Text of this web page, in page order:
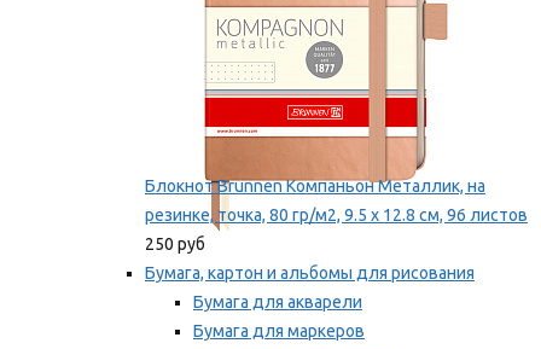
Блокнот Brunnen Компаньон Металлик, на
резинке, точка, 80 гр/м2, 9.5 х 12.8 см, 96 листов
250 руб
Бумага, картон и альбомы для рисования
Бумага для акварели
Бумага для маркеров